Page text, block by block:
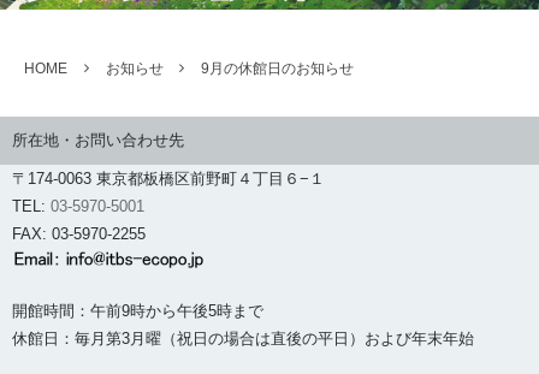
HOME お知らせ 9月の休館日のお知らせ
所在地・お問い合わせ先
〒174-0063 東京都板橋区前野町４丁目６−１
TEL: 03-5970-5001
FAX: 03-5970-2255
開館時間：午前9時から午後5時まで
休館日：毎月第3月曜（祝日の場合は直後の平日）および年末年始